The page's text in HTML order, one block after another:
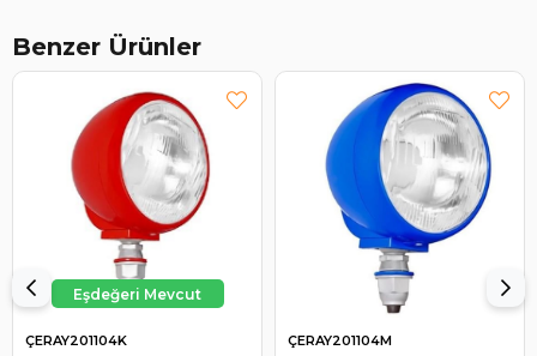
Benzer Ürünler
ÇERAY201104K ÇERAY201104M